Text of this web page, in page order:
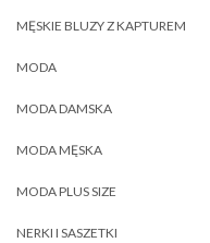
MĘSKIE BLUZY Z KAPTUREM
MODA
MODA DAMSKA
MODA MĘSKA
MODA PLUS SIZE
NERKI I SASZETKI